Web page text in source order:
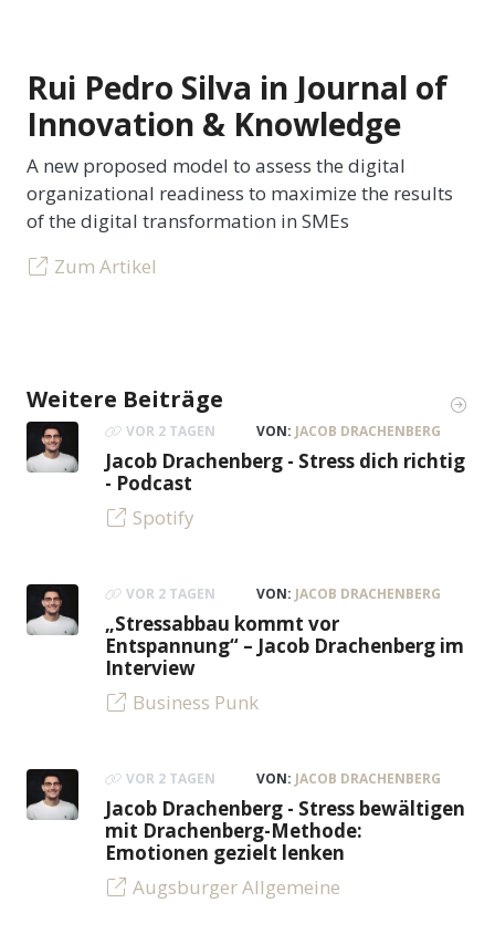
Rui Pedro Silva in Journal of
Innovation & Knowledge
A new proposed model to assess the digital
organizational readiness to maximize the results
of the digital transformation in SMEs
Zum Artikel
Weitere Beiträge
VOR 2 TAGEN VON: JACOB DRACHENBERG
Jacob Drachenberg - Stress dich richtig
- Podcast
Spotify
VOR 2 TAGEN VON: JACOB DRACHENBERG
„Stressabbau kommt vor
Entspannung“ – Jacob Drachenberg im
Interview
Business Punk
VOR 2 TAGEN VON: JACOB DRACHENBERG
Jacob Drachenberg - Stress bewältigen
mit Drachenberg-Methode:
Emotionen gezielt lenken
Augsburger Allgemeine